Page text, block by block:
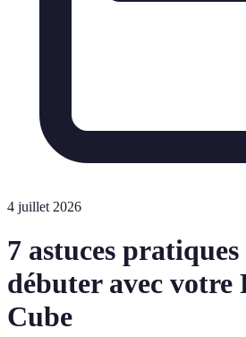
4 juillet 2026
7 astuces
débuter avec votre
Cube